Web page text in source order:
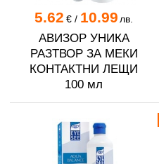
5.62 €/ 10.99 лв.
АВИЗОР УНИКА
РАЗТВОР ЗА МЕКИ
КОНТАКТНИ ЛЕЩИ
100 мл